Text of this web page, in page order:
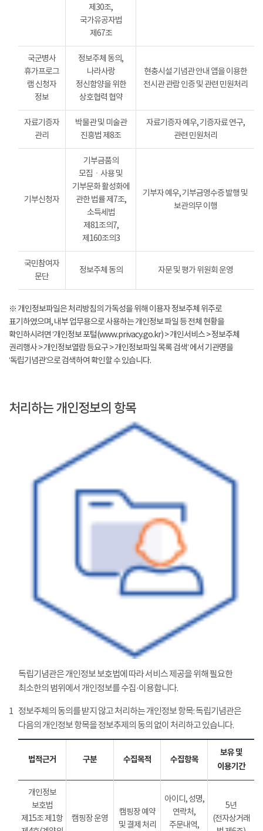
제30조,
국가유공자법
제67조
국군병사
휴가프로그
램 신청자
정보
정보주체 동의,
나라사랑
정신함양을 위한
상호협력 협약
현충시설 기념관 안내 앱을 이용한
전시관 관람 인증 및 관련 민원처리
자료기증자
관리
박물관 및 미술관
진흥법 제8조
자료기증자 예우, 기증자료 연구,
관련 민원처리
기부신청자
기부금품의
모집ㆍ사용 및
기부문화 활성화에
관한 법률 제7조,
소득세법
제81조의7,
제160조의3
기부자 예우, 기부금영수증 발행 및
보관의무 이행
국민참여자
문단
정보주체 동의 자문 및 평가 위원회 운영
※ 개인정보파일은 처리방침의 가독성을 위해 이용자 정보주체 위주로
표기하였으며, 내부 업무용으로 사용하는 개인정보 파일 등 전체 현황을
확인하시려면 ‘개인정보 포털(www.privacy.go.kr) > 개인서비스 > 정보주체
권리행사 > 개인정보열람 등요구 > 개인정보파일 목록 검색’ 에서 기관명을
‘독립기념관’으로 검색하여 확인할 수 있습니다.
처리하는 개인정보의 항목
독립기념관은 개인정보 보호법에 따라 서비스 제공을 위해 필요한
최소한의 범위에서 개인정보를 수집·이용합니다.
1 정보주체의 동의를 받지 않고 처리하는 개인정보 항목: 독립기념관은
다음의 개인정보 항목을 정보추제의 동의 없이 처리하고 있습니다.
법적근거 구분 수집목적 수집항목
보유 및
이용기간
개인정보
보호법
제15조 제1항
캠핑장 운영
캠핑장 예약
및 결제 처리
아이디, 성명,
연락처,
주문내역,
5년
(전자상거래